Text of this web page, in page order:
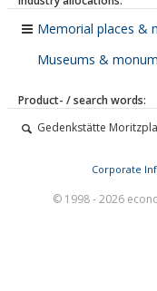
Memorial places &
Museums &
Product- / search words:
Gedenkstätte
Corporate
© 1998 - 2026